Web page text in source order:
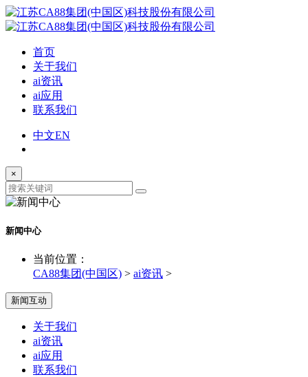
首页
关于我们
ai资讯
ai应用
联系我们
中文EN
×
新闻中心
当前位置：
CA88集团(中国区) > ai资讯 >
新闻互动
关于我们
ai资讯
ai应用
联系我们